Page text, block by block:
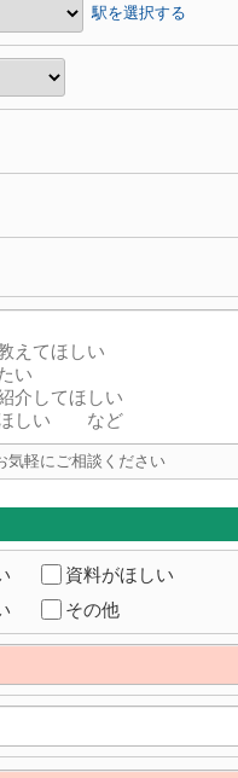
駅を選択する
気軽にご相談ください
資料がほしい
その他